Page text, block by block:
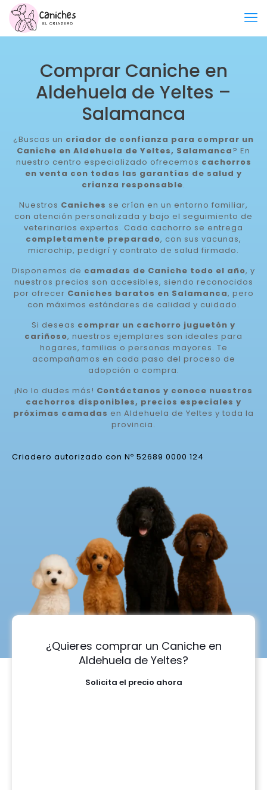
Comprar Caniche en
Aldehuela de Yeltes –
Salamanca
¿Buscas un criador de confianza para comprar un
Caniche en Aldehuela de Yeltes, Salamanca? En
nuestro centro especializado ofrecemos cachorros
en venta con todas las garantías de salud y
crianza responsable.
Nuestros Caniches se crían en un entorno familiar,
con atención personalizada y bajo el seguimiento de
veterinarios expertos. Cada cachorro se entrega
completamente preparado, con sus vacunas,
microchip, pedigrí y contrato de salud firmado.
Disponemos de camadas de Caniche todo el año, y
nuestros precios son accesibles, siendo reconocidos
por ofrecer Caniches baratos en Salamanca, pero
con máximos estándares de calidad y cuidado.
Si deseas comprar un cachorro juguetón y
cariñoso, nuestros ejemplares son ideales para
hogares, familias o personas mayores. Te
acompañamos en cada paso del proceso de
adopción o compra.
¡No lo dudes más! Contáctanos y conoce nuestros
cachorros disponibles, precios especiales y
próximas camadas en Aldehuela de Yeltes y toda la
provincia.
Criadero autorizado con Nº 52689 0000 124
¿Quieres comprar un Caniche en
Aldehuela de Yeltes?
Solicita el precio ahora